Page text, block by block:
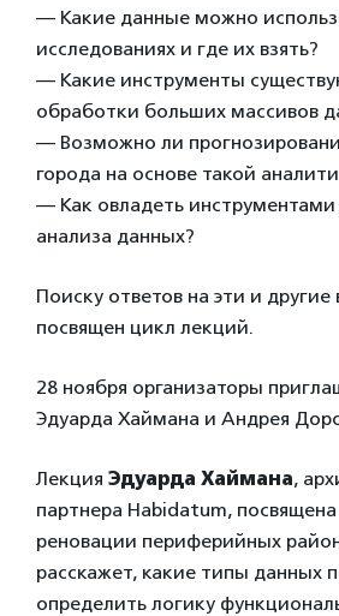
— Какие данные можно
исследованиях и где их взять?
— Какие инструменты
обработки больших массивов
— Возможно ли
города на основе такой
— Как овладеть
анализа данных?
Поиску ответов на эти и другие
посвящен цикл лекций.
28 ноября организаторы
Эдуарда Хаймана и Андрея
Лекция Эдуарда Хаймана,
партнера Habidatum,
реновации периферийных
расскажет, какие типы данных
определить логику